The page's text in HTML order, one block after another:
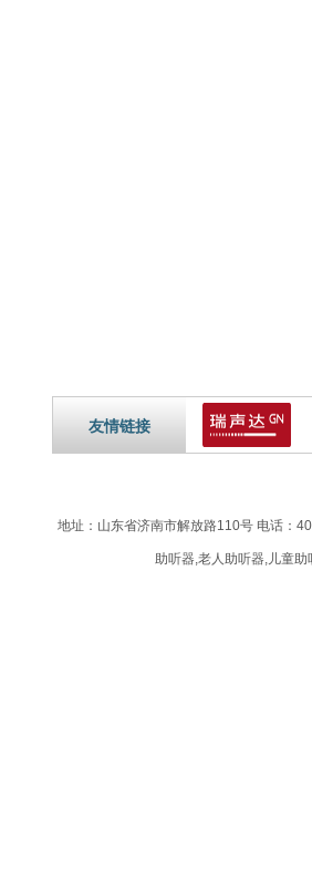
友情链接
地址：山东省济南市解放路110号 电话：
助听器,老人助听器,儿童